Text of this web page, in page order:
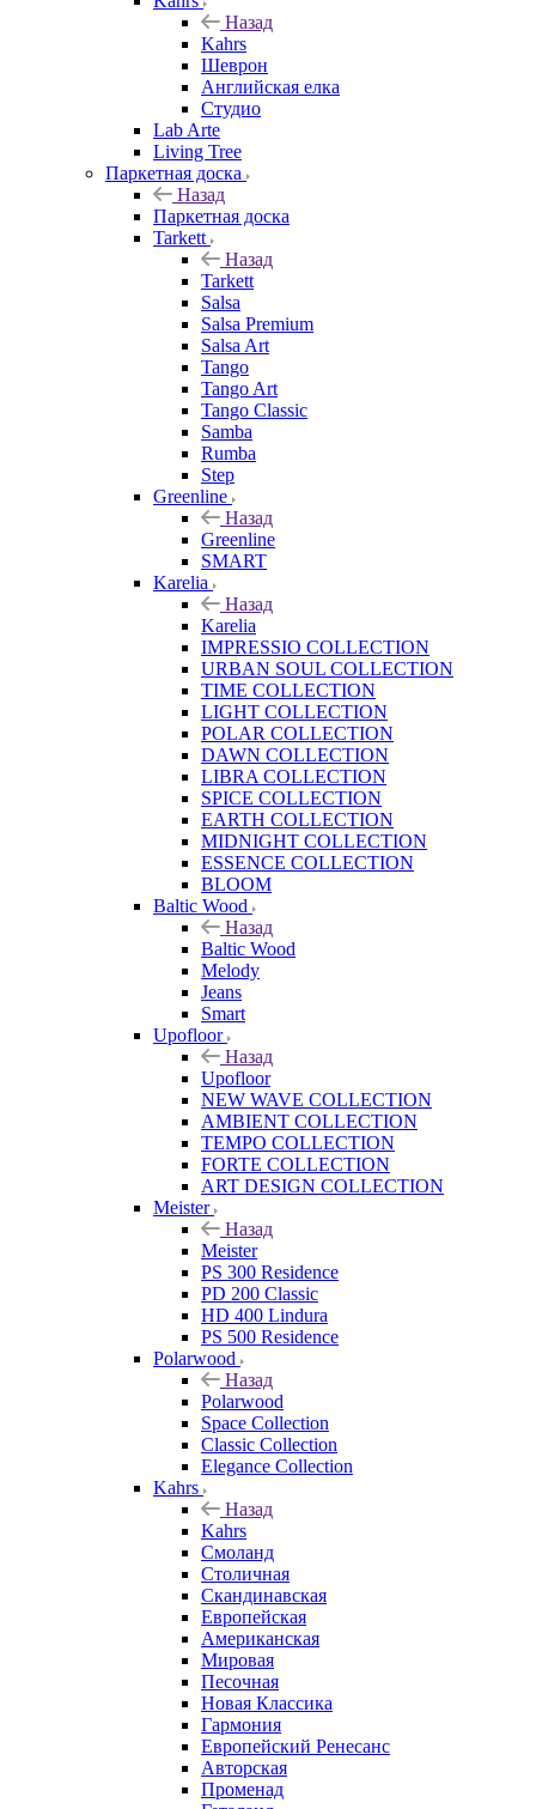
Назад
Kahrs
Шеврон
Английская елка
Студио
Lab Arte
Living Tree
Паркетная доска
Назад
Паркетная доска
Tarkett
Назад
Tarkett
Salsa
Salsa Premium
Salsa Art
Tango
Tango Art
Tango Classic
Samba
Rumba
Step
Greenline
Назад
Greenline
SMART
Karelia
Назад
Karelia
IMPRESSIO COLLECTION
URBAN SOUL COLLECTION
TIME COLLECTION
LIGHT COLLECTION
POLAR COLLECTION
DAWN COLLECTION
LIBRA COLLECTION
SPICE COLLECTION
EARTH COLLECTION
MIDNIGHT COLLECTION
ESSENCE COLLECTION
BLOOM
Baltic Wood
Назад
Baltic Wood
Melody
Jeans
Smart
Upofloor
Назад
Upofloor
NEW WAVE COLLECTION
AMBIENT COLLECTION
TEMPO COLLECTION
FORTE COLLECTION
ART DESIGN COLLECTION
Meister
Назад
Meister
PS 300 Residence
PD 200 Classic
HD 400 Lindura
PS 500 Residence
Polarwood
Назад
Polarwood
Space Collection
Classic Collection
Elegance Collection
Kahrs
Назад
Kahrs
Смоланд
Столичная
Скандинавская
Европейская
Американская
Мировая
Песочная
Новая Классика
Гармония
Европейский Ренесанс
Авторская
Променад